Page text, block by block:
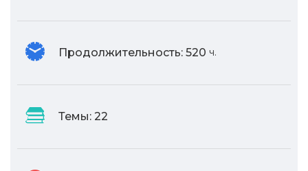
Продолжительность: 520 ч.
Темы: 22